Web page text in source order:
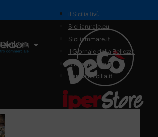
Il Network
il SiciliaTivù
Siciliarurale.eu
Siciliammare.it
Il Giornale della Bellezza
Siciliamedica.it
Sanitainsicilia.it